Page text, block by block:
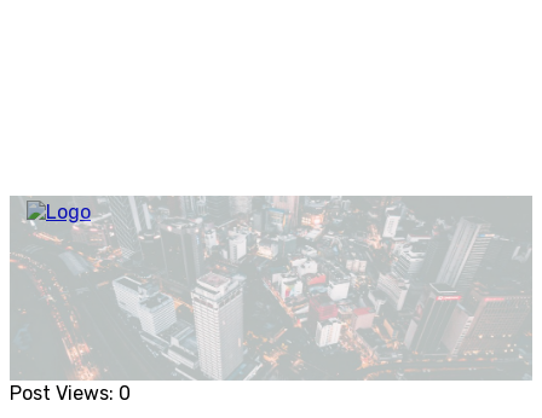
Post Views: 0